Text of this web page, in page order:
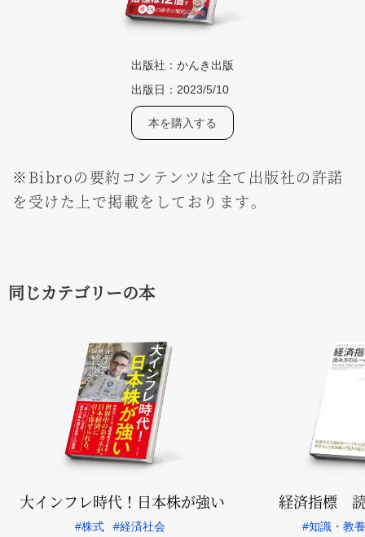
出版社： かんき出版
出版日： 2023/5/10
本を購入する
※Bibroの要約コンテンツは全て出版社の許諾
を受けた上で掲載をしております。
同じカテゴリーの本
大インフレ時代！日本株が強い
#株式 #経済社会
経済指標
#知識・教養